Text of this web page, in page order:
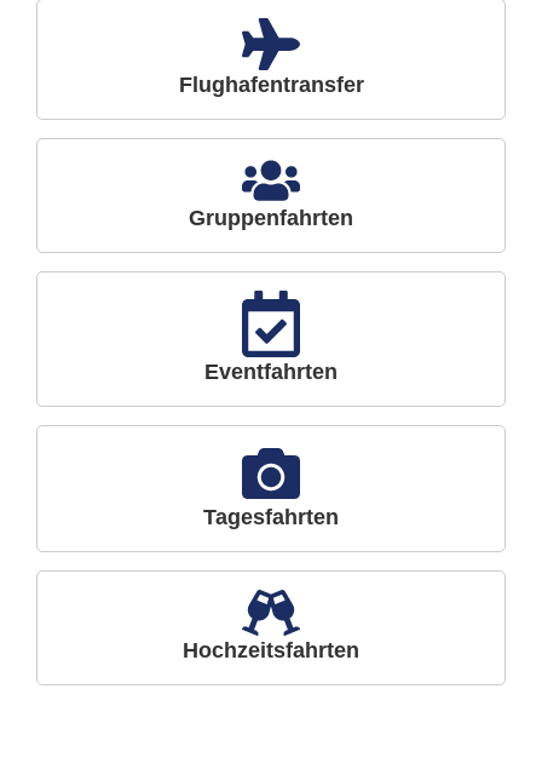
Flughafentransfer
Gruppenfahrten
Eventfahrten
Tagesfahrten
Hochzeitsfahrten